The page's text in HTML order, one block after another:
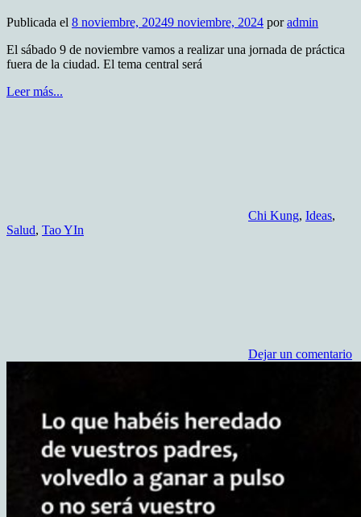
Publicada el 8 noviembre, 20249 noviembre, 2024 poradmin
El sábado 9 de noviembre vamos a realizar una jornada de práctica
fuera de la ciudad. El tema central será
Leer más...
Chi Kung, Ideas,
Salud, Tao YIn
Dejar un comentario